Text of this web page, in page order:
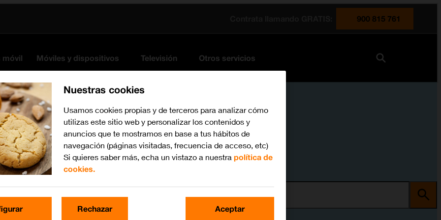
900 815 761
móvil Móviles y dispositivos Televisión Otros servicios
Nuestras cookies
Usamos cookies propias y de terceros para analizar cómo
utilizas este sitio web y personalizar los contenidos y
anuncios que te mostramos en base a tus hábitos de
navegación (páginas visitadas, frecuencia de acceso, etc)
Si quieres saber más, echa un vistazo a nuestra política de
cookies.
Rechazar Aceptar